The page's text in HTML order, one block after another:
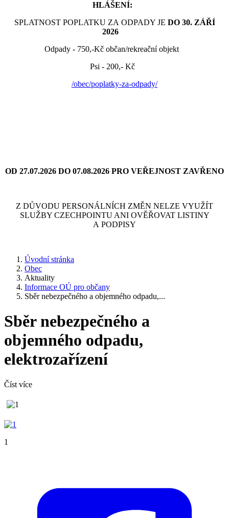
HLÁŠENÍ:
SPLATNOST POPLATKU ZA ODPADY JE DO 30. ZÁŘÍ
2026
Odpady - 750,-Kč občan/rekreační objekt
Psi - 200,- Kč
/obec/poplatky-za-odpady/
OD 27.07.2026 DO 07.08.2026 PRO VEŘEJNOST ZAVŘENO
Z DŮVODU PERSONÁLNÍCH ZMĚN NELZE VYUŽÍT
SLUŽBY CZECHPOINTU ANI OVĚŘOVAT LISTINY
A PODPISY
Úvodní stránka
Obec
Aktuality
Informace OÚ pro občany
Sběr nebezpečného a objemného odpadu,...
Sběr nebezpečného a
objemného odpadu,
elektrozařízení
Číst více
1